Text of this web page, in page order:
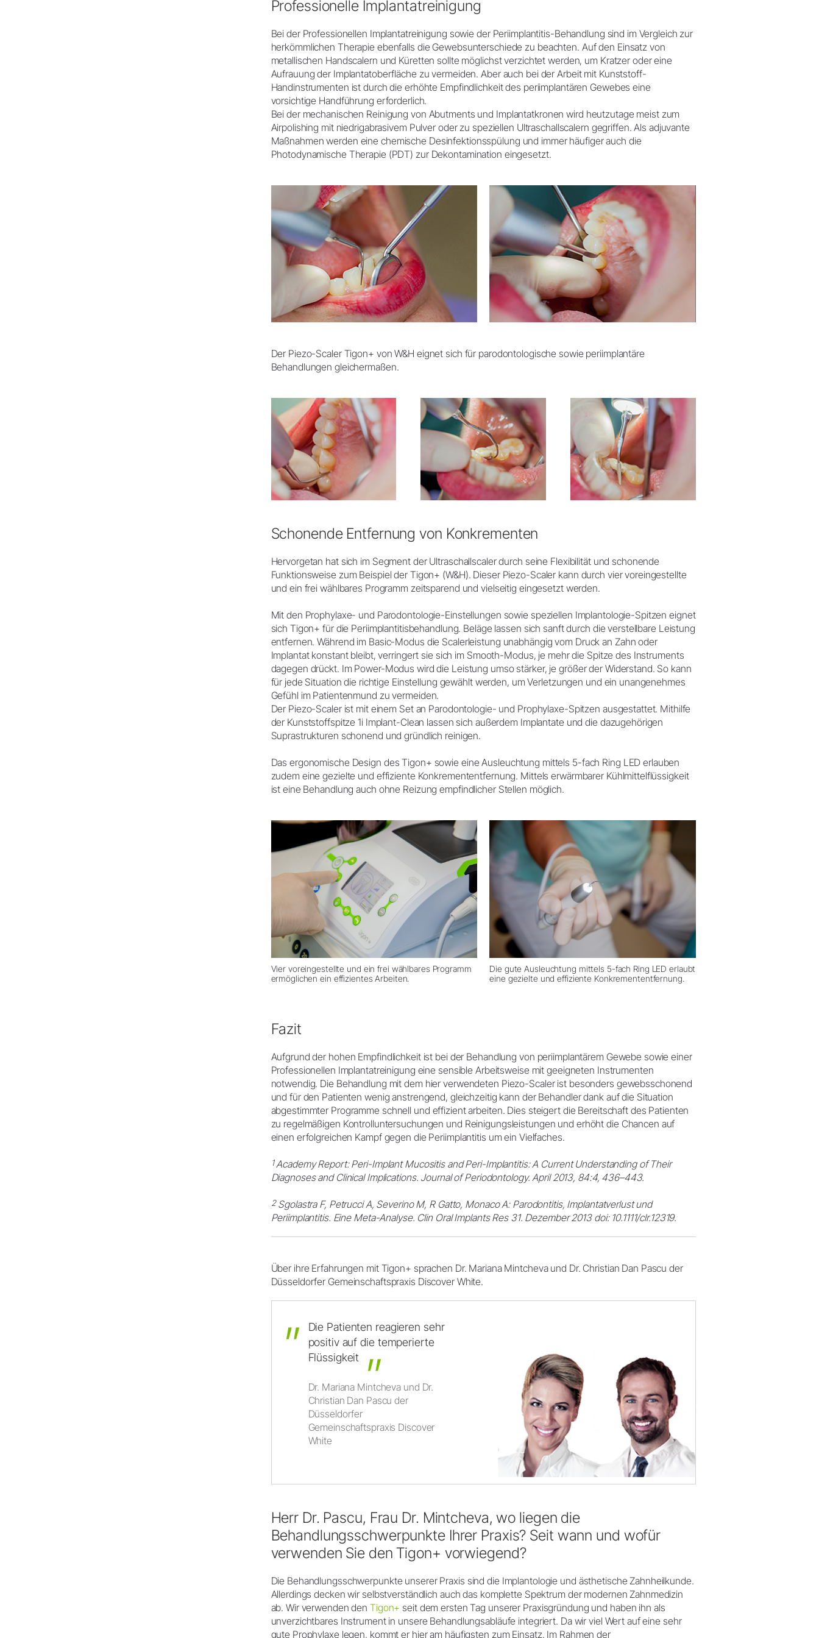
Professionelle Implantatreinigung
Bei der Professionellen Implantatreinigung sowie der Periimplantitis-Behandlung sind im Vergleich zur
herkömmlichen Therapie ebenfalls die Gewebsunterschiede zu beachten. Auf den Einsatz von
metallischen Handscalern und Küretten sollte möglichst verzichtet werden, um Kratzer oder eine
Aufrauung der Implantatoberfläche zu vermeiden. Aber auch bei der Arbeit mit Kunststoff-
Handinstrumenten ist durch die erhöhte Empfindlichkeit des periimplantären Gewebes eine
vorsichtige Handführung erforderlich.
Bei der mechanischen Reinigung von Abutments und Implantatkronen wird heutzutage meist zum
Airpolishing mit niedrigabrasivem Pulver oder zu speziellen Ultraschallscalern gegriffen. Als adjuvante
Maßnahmen werden eine chemische Desinfektionsspülung und immer häufiger auch die
Photodynamische Therapie (PDT) zur Dekontamination eingesetzt.
Der Piezo-Scaler Tigon+ von W&H eignet sich für parodontologische sowie periimplantäre
Behandlungen gleichermaßen.
Schonende Entfernung von Konkrementen
Hervorgetan hat sich im Segment der Ultraschallscaler durch seine Flexibilität und schonende
Funktionsweise zum Beispiel der Tigon+ (W&H). Dieser Piezo-Scaler kann durch vier voreingestellte
und ein frei wählbares Programm zeitsparend und vielseitig eingesetzt werden.
Mit den Prophylaxe- und Parodontologie-Einstellungen sowie speziellen Implantologie-Spitzen eignet
sich Tigon+ für die Periimplantitisbehandlung. Beläge lassen sich sanft durch die verstellbare Leistung
entfernen. Während im Basic-Modus die Scalerleistung unabhängig vom Druck an Zahn oder
Implantat konstant bleibt, verringert sie sich im Smooth-Modus, je mehr die Spitze des Instruments
dagegen drückt. Im Power-Modus wird die Leistung umso stärker, je größer der Widerstand. So kann
für jede Situation die richtige Einstellung gewählt werden, um Verletzungen und ein unangenehmes
Gefühl im Patientenmund zu vermeiden.
Der Piezo-Scaler ist mit einem Set an Parodontologie- und Prophylaxe-Spitzen ausgestattet. Mithilfe
der Kunststoffspitze 1i Implant-Clean lassen sich außerdem Implantate und die dazugehörigen
Suprastrukturen schonend und gründlich reinigen.
Das ergonomische Design des Tigon+ sowie eine Ausleuchtung mittels 5-fach Ring LED erlauben
zudem eine gezielte und effiziente Konkremententfernung. Mittels erwärmbarer Kühlmittelflüssigkeit
ist eine Behandlung auch ohne Reizung empfindlicher Stellen möglich.
Vier voreingestellte und ein frei wählbares Programm
ermöglichen ein effizientes Arbeiten.
Die gute Ausleuchtung mittels 5-fach Ring LED erlaubt
eine gezielte und effiziente Konkremententfernung.
Fazit
Aufgrund der hohen Empfindlichkeit ist bei der Behandlung von periimplantärem Gewebe sowie einer
Professionellen Implantatreinigung eine sensible Arbeitsweise mit geeigneten Instrumenten
notwendig. Die Behandlung mit dem hier verwendeten Piezo-Scaler ist besonders gewebsschonend
und für den Patienten wenig anstrengend, gleichzeitig kann der Behandler dank auf die Situation
abgestimmter Programme schnell und effizient arbeiten. Dies steigert die Bereitschaft des Patienten
zu regelmäßigen Kontrolluntersuchungen und Reinigungsleistungen und erhöht die Chancen auf
einen erfolgreichen Kampf gegen die Periimplantitis um ein Vielfaches.
1Academy Report: Peri-Implant Mucositis and Peri-Implantitis: A Current Understanding of Their
Diagnoses and Clinical Implications. Journal of Periodontology. April 2013, 84:4, 436–443.
2Sgolastra F, Petrucci A, Severino M, R Gatto, Monaco A: Parodontitis, Implantatverlust und
Periimplantitis. Eine Meta-Analyse. Clin Oral Implants Res 31. Dezember 2013 doi: 10.1111/clr.12319.
Über ihre Erfahrungen mit Tigon+ sprachen Dr. Mariana Mintcheva und Dr. Christian Dan Pascu der
Düsseldorfer Gemeinschaftspraxis Discover White.
Die Patienten reagieren sehr
positiv auf die temperierte
Flüssigkeit
Dr. Mariana Mintcheva und Dr.
Christian Dan Pascu der
Düsseldorfer
Gemeinschaftspraxis Discover
White
Herr Dr. Pascu, Frau Dr. Mintcheva, wo liegen die
Behandlungsschwerpunkte Ihrer Praxis? Seit wann und wofür
verwenden Sie den Tigon+ vorwiegend?
Die Behandlungsschwerpunkte unserer Praxis sind die Implantologie und ästhetische Zahnheilkunde.
Allerdings decken wir selbstverständlich auch das komplette Spektrum der modernen Zahnmedizin
ab. Wir verwenden denTigon+ seit dem ersten Tag unserer Praxisgründung und haben ihn als
unverzichtbares Instrument in unsere Behandlungsabläufe integriert. Da wir viel Wert auf eine sehr
gute Prophylaxe legen, kommt er hier am häufigsten zum Einsatz. Im Rahmen der